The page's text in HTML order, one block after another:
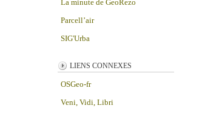
La minute de GeoRezo
Parcell’air
SIG'Urba
LIENS CONNEXES
OSGeo-fr
Veni, Vidi, Libri